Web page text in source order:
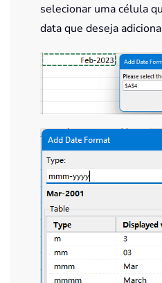
selecionar uma célula
data que deseja